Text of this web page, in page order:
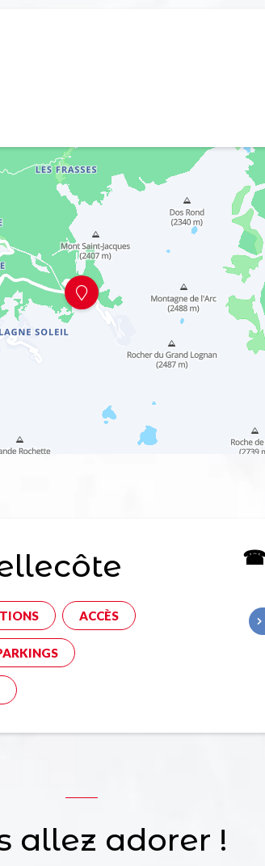
ACCÈS
☎
allez adorer !